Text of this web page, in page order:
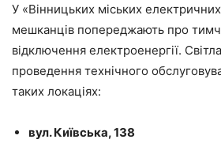
У «Вінницьких міських
мешканців попереджають про
відключення електроенергії.
проведення технічного
таких локаціях:
вул. Київська, 138